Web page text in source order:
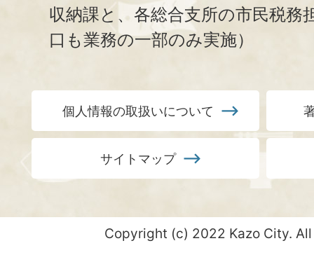
収納課と、 各総合支所の市民税務
口も業務の一部のみ実施）
個人情報の取扱いについて
サイトマップ
Copyright (c) 2022 Kazo City.